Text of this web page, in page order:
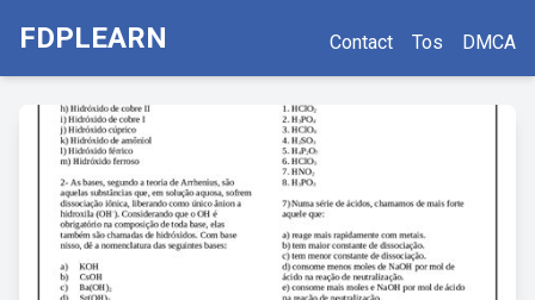
FDPLEARN Contact Tos DMCA